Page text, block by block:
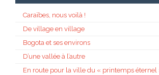
Caraïbes, nous voilà !
De village en village
Bogota et ses environs
D’une vallée à l’autre
En route pour la ville du « printemps éternel